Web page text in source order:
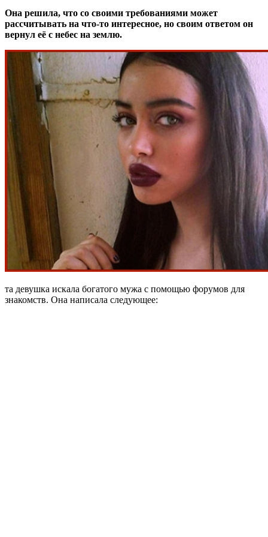
Она решила, что со своими требованиями может
рассчитывать на что-то интересное, но своим ответом он
вернул её с небес на землю.
та девушка искала богатого мужа с помощью форумов для
знакомств. Она написала следующее: